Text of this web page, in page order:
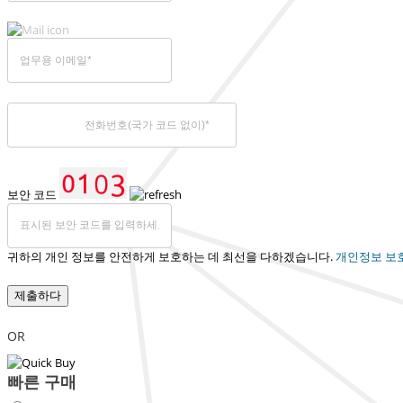
보안 코드
귀하의 개인 정보를 안전하게 보호하는 데 최선을 다하겠습니다. 개인정보 보
제출하다
OR
빠른 구매